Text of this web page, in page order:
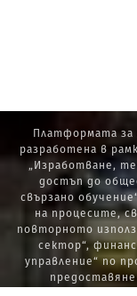
Платформата
разработена в
„Изработване,
достъп до
свързано
на процесите,
повторното
сектор“,
управление“ по